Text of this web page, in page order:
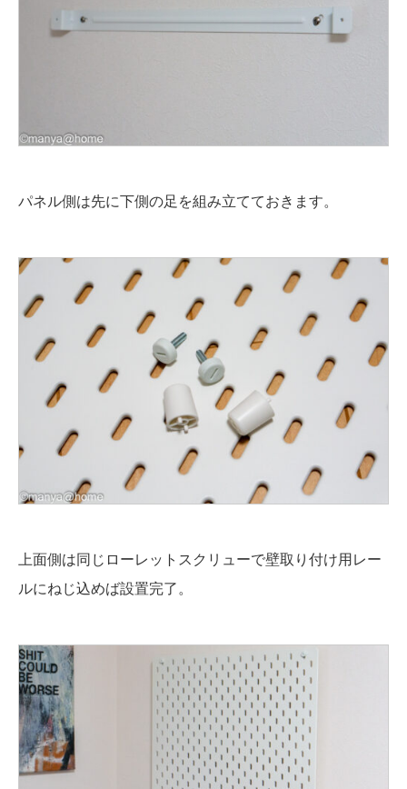
パネル側は先に下側の足を組み立てておきます。
上面側は同じローレットスクリューで壁取り付け用レー
ルにねじ込めば設置完了。